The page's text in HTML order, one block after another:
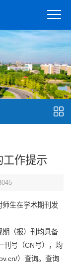
工作提示
师生在学术期刊发
期（报）刊均具备
刊号（CN号），均
）查询。查询